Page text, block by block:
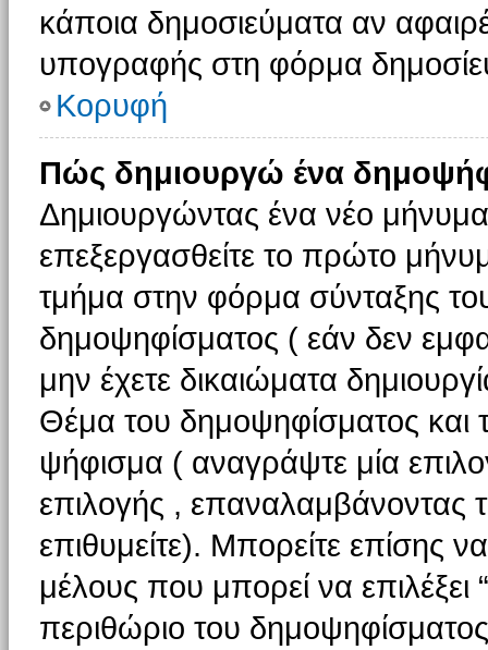
κάποια δημοσιεύματα αν
υπογραφής στη φόρμα
Κορυφή
Πώς δημιουργώ ένα
Δημιουργώντας ένα νέο
επεξεργασθείτε το πρώτο
τμήμα στην φόρμα σύνταξης
δημοψηφίσματος ( εάν δεν
μην έχετε δικαιώματα
Θέμα του δημοψηφίσματος και
ψήφισμα ( αναγράψτε μία
επιλογής , επαναλαμβάνοντας
επιθυμείτε). Μπορείτε επίσης
μέλους που μπορεί να επιλέξει
περιθώριο του